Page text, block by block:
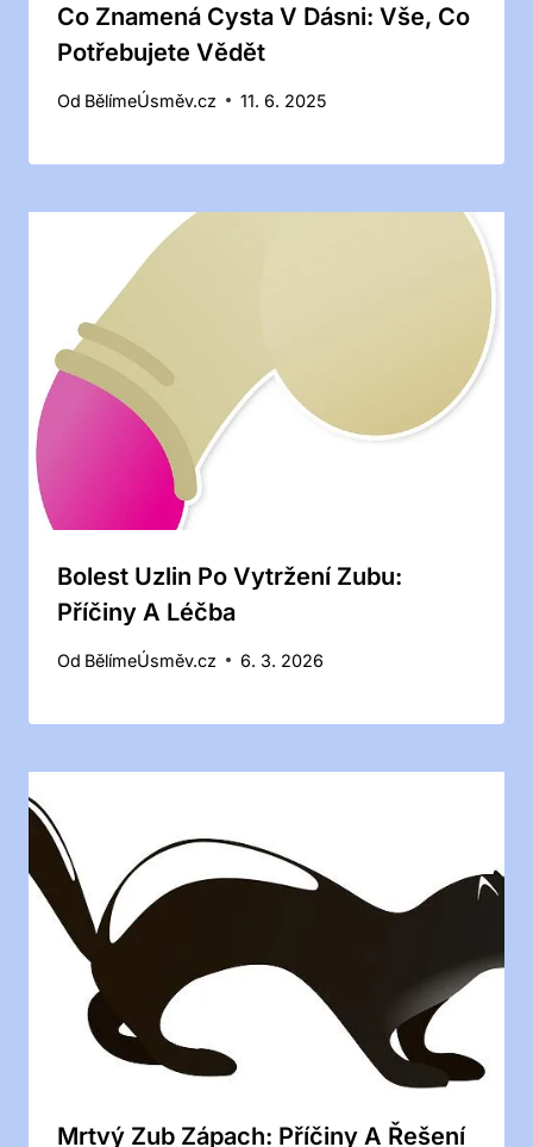
Co Znamená Cysta V Dásni: Vše, Co
Potřebujete Vědět
Od BělímeÚsměv.cz 11. 6. 2025
Bolest Uzlin Po Vytržení Zubu:
Příčiny A Léčba
Od BělímeÚsměv.cz 6. 3. 2026
Mrtvý Zub Zápach: Příčiny A Řešení